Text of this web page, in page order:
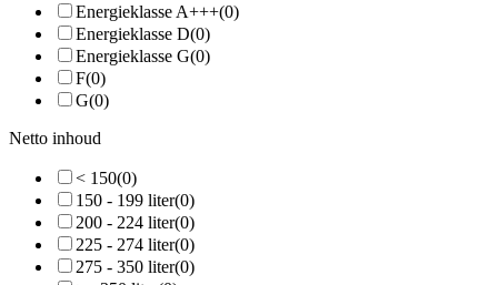
Energieklasse A+++(0)
Energieklasse D(0)
Energieklasse G(0)
F(0)
G(0)
Netto inhoud
< 150(0)
150 - 199 liter(0)
200 - 224 liter(0)
225 - 274 liter(0)
275 - 350 liter(0)